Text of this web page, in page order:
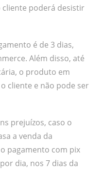
poderá desistir
é de 3 dias,
Além disso, até
o produto em
cliente e não pode ser
prejuízos, caso o
a venda da
pagamento com pix
dia, nos 7 dias da